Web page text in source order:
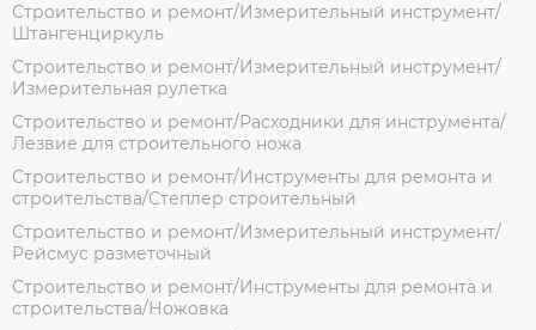
Строительство и ремонт/Измерительный инструмент/
Штангенциркуль
Строительство и ремонт/Измерительный инструмент/
Измерительная рулетка
Строительство и ремонт/Расходники для инструмента/
Лезвие для строительного ножа
Строительство и ремонт/Инструменты для ремонта и
строительства/Степлер строительный
Строительство и ремонт/Измерительный инструмент/
Рейсмус разметочный
Строительство и ремонт/Инструменты для ремонта и
строительства/Ножовка